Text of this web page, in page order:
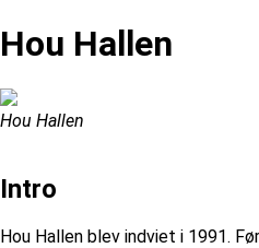
Hou Hallen
Hou Hallen
Intro
Hou Hallen blev indviet i 1991.